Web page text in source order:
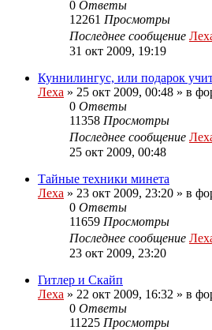
0 Ответы
12261 Просмотры
Последнее сообщение
31 окт 2009, 19:19
Куннилингус, или подарок
Леха » 25 окт 2009, 00:48 » в
0 Ответы
11358 Просмотры
Последнее сообщение
25 окт 2009, 00:48
Тайные техники минета
Леха » 23 окт 2009, 23:20 » в
0 Ответы
11659 Просмотры
Последнее сообщение
23 окт 2009, 23:20
Гитлер и Скайп
Леха » 22 окт 2009, 16:32 » в
0 Ответы
11225 Просмотры